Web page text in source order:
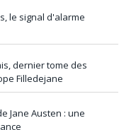
le signal d'alarme
dernier tome des
Filledejane
Jane Austen : une